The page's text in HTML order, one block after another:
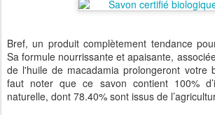
Bref, un produit complètement tendance
Sa formule nourrissante et apaisante,
de l'huile de macadamia prolongeront votre
faut noter que ce savon contient 100%
naturelle, dont 78.40% sont issus de